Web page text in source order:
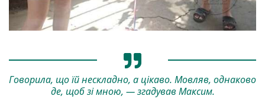
Говорила, що їй нескладно, а цікаво. Мовляв, однаково
де, щоб зі мною, — згадував Максим.